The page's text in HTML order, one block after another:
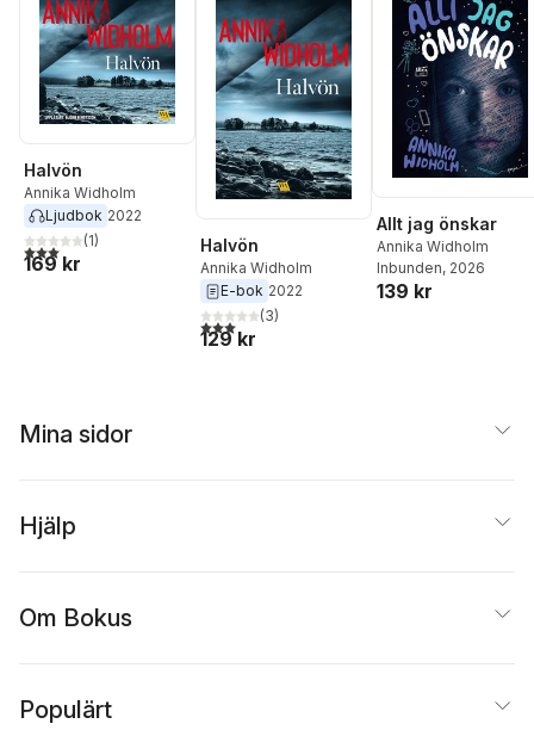
Halvön
Annika Widholm
Ljudbok 2022
3,0utav 5 stjärnor. Totalt antal röster:
(1)
169 kr
Halvön
Annika Widholm
E-bok 2022
3,0utav 5 stjärnor. Totalt antal röster:
(3)
129 kr
Allt jag önskar
Annika Widholm
Inbunden, 2026
139 kr
Mina sidor
Hjälp
Om Bokus
Populärt